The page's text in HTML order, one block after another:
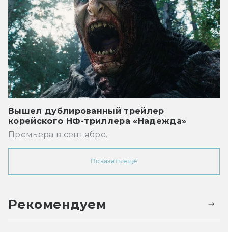
Вышел дублированный трейлер
корейского НФ-триллера «Надежда»
Премьера в сентябре.
Показать ещё
Рекомендуем